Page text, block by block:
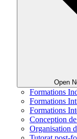
Open
Formations
Formations
Formations
Conception
Organisation